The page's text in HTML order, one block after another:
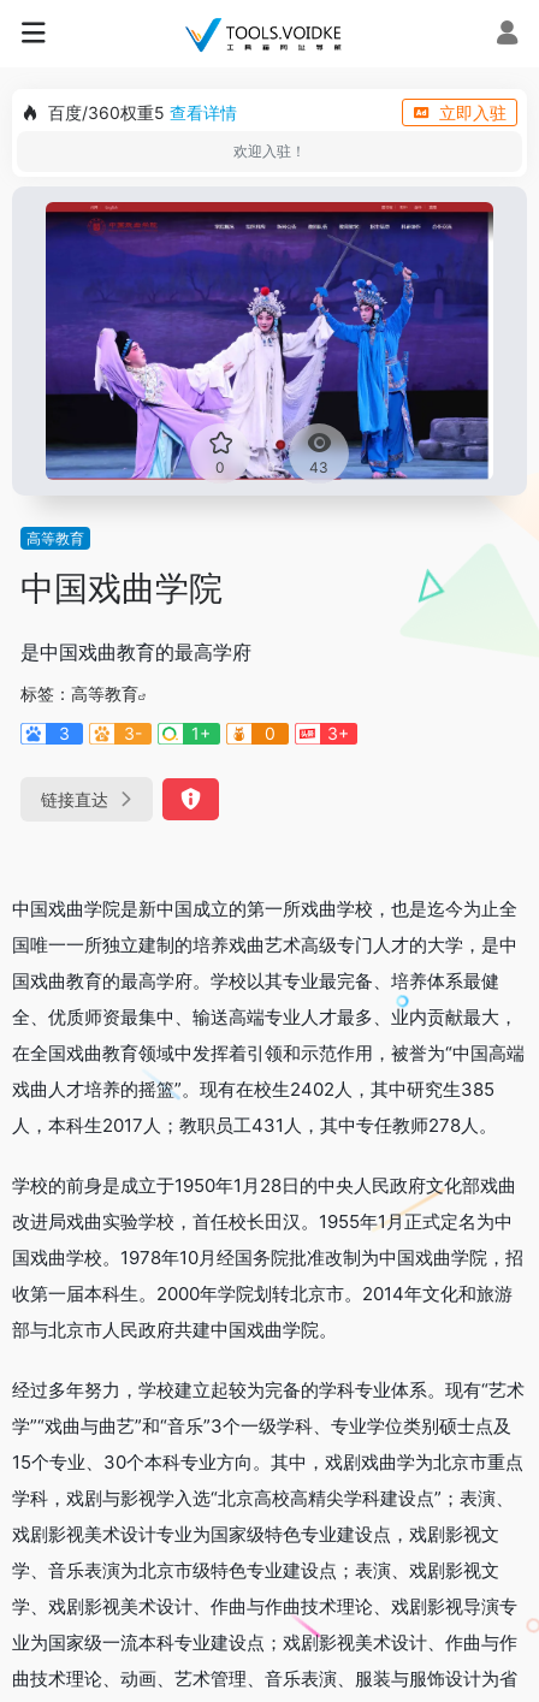
百度/360权重5 查看详情 立即入驻
欢迎入驻！
0 43
高等教育
中国戏曲学院
是中国戏曲教育的最高学府
标签： 高等教育
3
3- 1+ 0 3+
链接直达
中国戏曲学院是新中国成立的第一所戏曲学校，也是迄今为止全
国唯一一所独立建制的培养戏曲艺术高级专门人才的大学，是中
国戏曲教育的最高学府。学校以其专业最完备、培养体系最健
全、优质师资最集中、输送高端专业人才最多、业内贡献最大，
在全国戏曲教育领域中发挥着引领和示范作用，被誉为“中国高端
戏曲人才培养的摇篮”。现有在校生2402人，其中研究生385
人，本科生2017人；教职员工431人，其中专任教师278人。
学校的前身是成立于1950年1月28日的中央人民政府文化部戏曲
改进局戏曲实验学校，首任校长田汉。1955年1月正式定名为中
国戏曲学校。1978年10月经国务院批准改制为中国戏曲学院，招
收第一届本科生。2000年学院划转北京市。2014年文化和旅游
部与北京市人民政府共建中国戏曲学院。
经过多年努力，学校建立起较为完备的学科专业体系。现有“艺术
学”“戏曲与曲艺”和“音乐”3个一级学科、专业学位类别硕士点及
15个专业、30个本科专业方向。其中，戏剧戏曲学为北京市重点
学科，戏剧与影视学入选“北京高校高精尖学科建设点”；表演、
戏剧影视美术设计专业为国家级特色专业建设点，戏剧影视文
学、音乐表演为北京市级特色专业建设点；表演、戏剧影视文
学、戏剧影视美术设计、作曲与作曲技术理论、戏剧影视导演专
业为国家级一流本科专业建设点；戏剧影视美术设计、作曲与作
曲技术理论、动画、艺术管理、音乐表演、服装与服饰设计为省